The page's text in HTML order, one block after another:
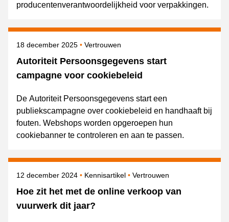
producentenverantwoordelijkheid voor verpakkingen.
Autoriteit Persoonsgegevens start
campagne voor cookiebeleid
Gepubliceerd op
18 december 2025 Onderwerpen
Vertrouwen
De Autoriteit Persoonsgegevens start een
publiekscampagne over cookiebeleid en handhaaft bij
fouten. Webshops worden opgeroepen hun
cookiebanner te controleren en aan te passen.
Hoe zit het met de online verkoop van
vuurwerk dit jaar?
Gepubliceerd op
12 december 2024 Kennisartikel Onderwerpen
Vertrouwen